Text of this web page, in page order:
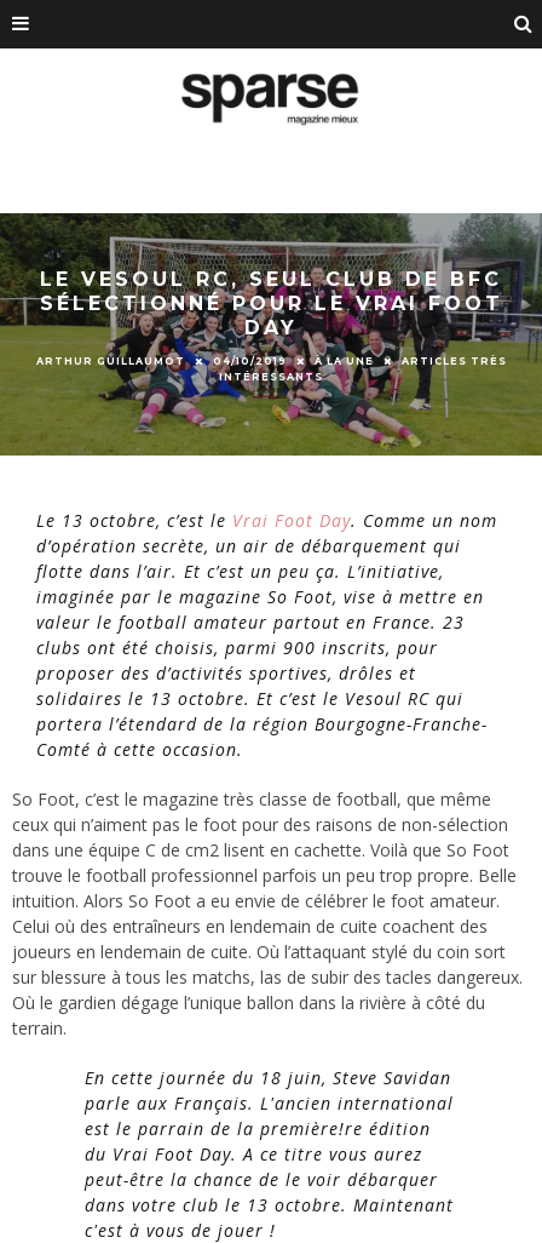
LE VESOUL RC, SEUL CLUB DE BFC
SÉLECTIONNÉ POUR LE VRAI FOOT
DAY
ARTHUR GUILLAUMOT 04/10/2019 À LA UNE
ARTICLES TRÈS
INTÉRESSANTS
Le 13 octobre, c’est le Vrai Foot Day. Comme un nom
d’opération secrète, un air de débarquement qui
flotte dans l’air. Et c’est un peu ça. L’initiative,
imaginée par le magazine So Foot, vise à mettre en
valeur le football amateur partout en France. 23
clubs ont été choisis, parmi 900 inscrits, pour
proposer des d’activités sportives, drôles et
solidaires le 13 octobre. Et c’est le Vesoul RC qui
portera l’étendard de la région Bourgogne-Franche-
Comté à cette occasion.
So Foot, c’est le magazine très classe de football, que même
ceux qui n’aiment pas le foot pour des raisons de non-sélection
dans une équipe C de cm2 lisent en cachette. Voilà que So Foot
trouve le football professionnel parfois un peu trop propre. Belle
intuition. Alors So Foot a eu envie de célébrer le foot amateur.
Celui où des entraîneurs en lendemain de cuite coachent des
joueurs en lendemain de cuite. Où l’attaquant stylé du coin sort
sur blessure à tous les matchs, las de subir des tacles dangereux.
Où le gardien dégage l’unique ballon dans la rivière à côté du
terrain.
En cette journée du 18 juin, Steve Savidan
parle aux Français. L'ancien international
est le parrain de la première!re édition
du Vrai Foot Day. A ce titre vous aurez
peut-être la chance de le voir débarquer
dans votre club le 13 octobre. Maintenant
c'est à vous de jouer !